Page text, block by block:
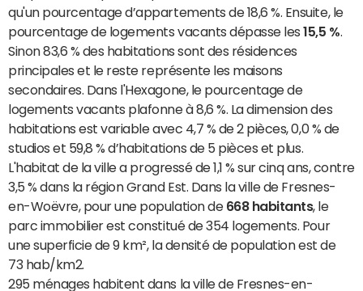
qu'un pourcentage d’appartements de 18,6 %. Ensuite, le
pourcentage de logements vacants dépasse les15,5 %
Sinon 83,6 % des habitations sont des résidences
principales et le reste représente les maisons
secondaires. Dans l'Hexagone, le pourcentage de
logements vacants plafonne à 8,6 %. La dimension des
habitations est variable avec 4,7 % de 2 pièces, 0,0 % de
studios et 59,8 % d’habitations de 5 pièces et plus.
L'habitat de la ville a progressé de 1,1 % sur cinq ans, contre
3,5 % dans la région Grand Est. Dans la ville de Fresnes-
en-Woëvre, pour une population de 668 habitants, le
parc immobilier est constitué de 354 logements. Pour
une superficie de 9 km², la densité de population est de
73 hab/km2.
295 ménages habitent dans la ville de Fresnes-en-